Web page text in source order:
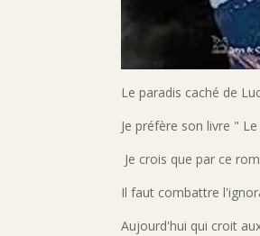
Le paradis caché de
Je préfère son livre "
Je crois que par ce
Il faut combattre
Aujourd'hui qui croit